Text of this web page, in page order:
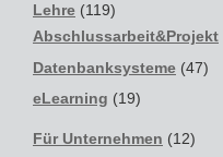
Lehre (119)
Abschlussarbeit&Projekt
Datenbanksysteme (47)
eLearning (19)
Für Unternehmen (12)